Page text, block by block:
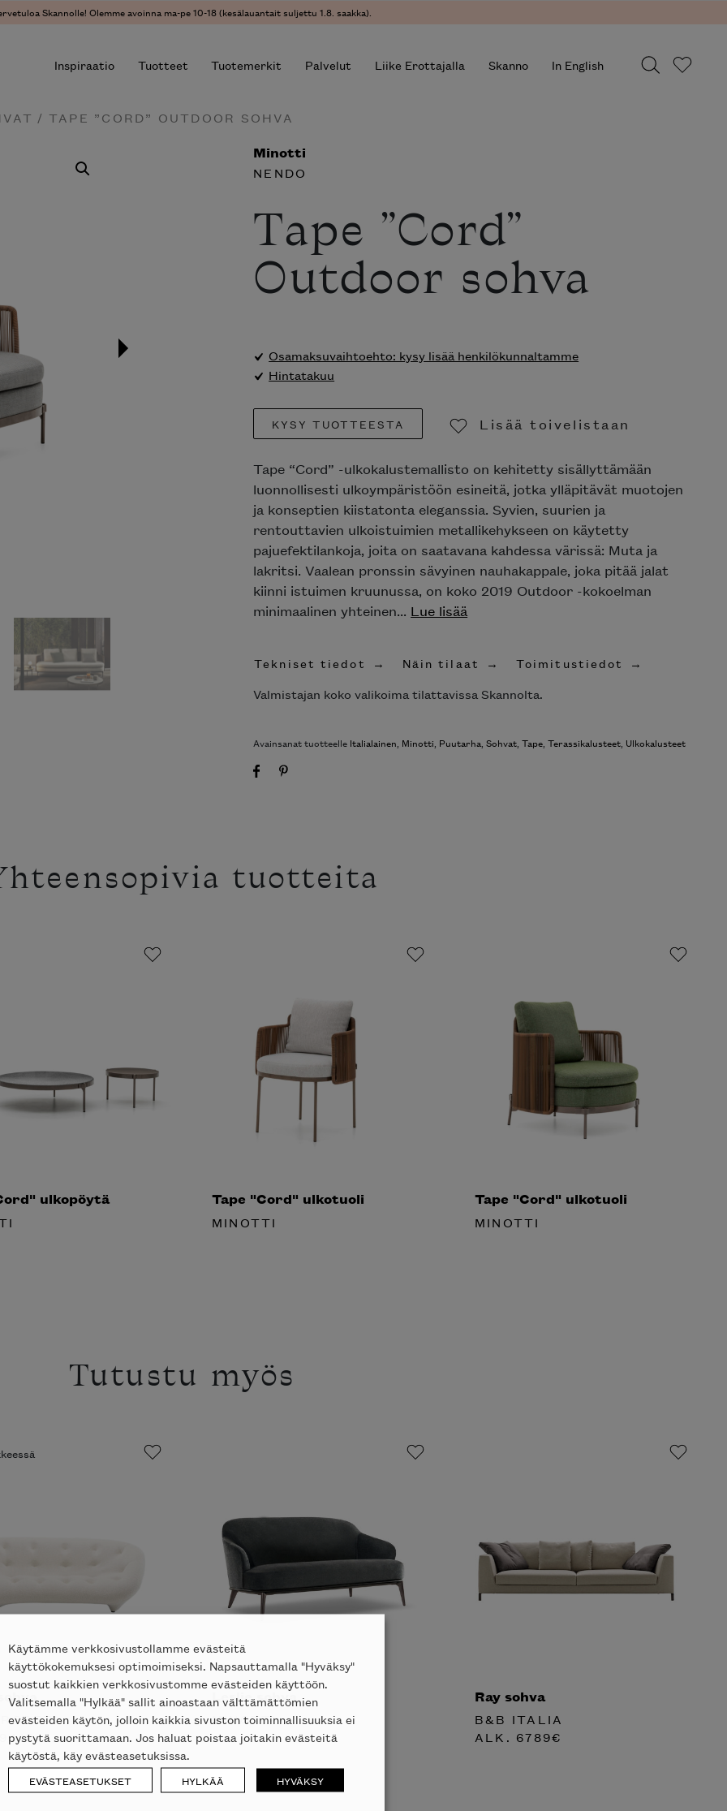
Skannolle! Olemme avoinna ma-pe 10-18 (kesälauantait suljettu 1.8. saakka).
Inspiraatio Tuotteet Tuotemerkit Palvelut Liike Erottajalla Skanno In English
/ TAPE ”CORD” OUTDOOR SOHVA
Minotti
NENDO
Tape ”Cord”
Outdoor sohva
Osamaksuvaihtoehto: kysy lisää henkilökunnaltamme
Hintatakuu
KYSY TUOTTEESTA
Lisää toivelistaan
Tape “Cord” -ulkokalustemallisto on kehitetty sisällyttämään
luonnollisesti ulkoympäristöön esineitä, jotka ylläpitävät muotojen
ja konseptien kiistatonta eleganssia. Syvien, suurien ja
rentouttavien ulkoistuimien metallikehykseen on käytetty
pajuefektilankoja, joita on saatavana kahdessa värissä: Muta ja
lakritsi. Vaalean pronssin sävyinen nauhakappale, joka pitää jalat
kiinni istuimen kruunussa, on koko 2019 Outdoor -kokoelman
minimaalinen yhteinen...Lue lisää
Tekniset tiedot Näin tilaat
Toimitustiedot
Valmistajan koko valikoima tilattavissa Skannolta.
Avainsanat tuotteelleItalialainen,Minotti,Puutarha,Sohvat,Tape,Terassikalusteet,Ulkokalusteet
tuotteita
ulkopöytä Tape "Cord" ulkotuoli
MINOTTI
Tape "Cord" ulkotuoli
MINOTTI
Tutustu myös
€
Leslie sohva
MINOTTI
Ray sohva
B&B ITALIA
ALK.
6789€
kotiisi?
Käytämme verkkosivustollamme evästeitä
käyttökokemuksesi optimoimiseksi. Napsauttamalla "Hyväksy"
suostut kaikkien verkkosivustomme evästeiden käyttöön.
Valitsemalla "Hylkää" sallit ainoastaan välttämättömien
evästeiden käytön, jolloin kaikkia sivuston toiminnallisuuksia ei
pystytä suorittamaan. Jos haluat poistaa joitakin evästeitä
käytöstä, käy evästeasetuksissa.
EVÄSTEASETUKSET HYLKÄÄ HYVÄKSY